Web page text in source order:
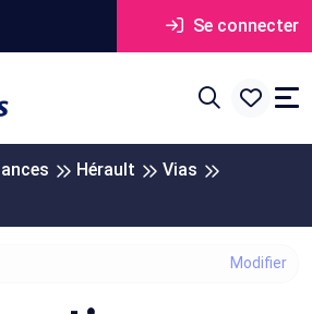
Se connecter
Hérault
Vias